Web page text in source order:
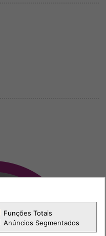
Funções Totais
Anúncios Segmentados